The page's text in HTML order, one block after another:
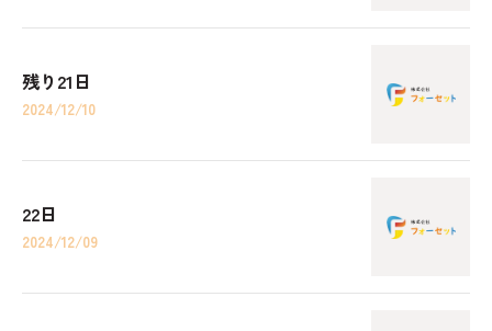
残り21日
2024/12/10
22日
2024/12/09